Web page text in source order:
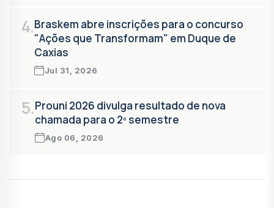
4.Braskem abre inscrições para o concurso
"Ações que Transformam" em Duque de
Caxias
Jul 31, 2026
5.Prouni 2026 divulga resultado de nova
chamada para o 2º semestre
Ago 06, 2026